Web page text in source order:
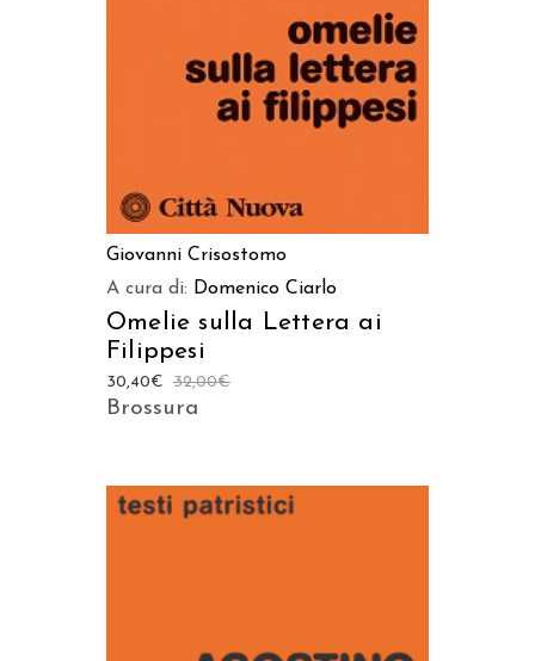
Giovanni Crisostomo
A cura di: Domenico Ciarlo
Omelie sulla Lettera ai
Filippesi
32,00€
30,40€
Brossura